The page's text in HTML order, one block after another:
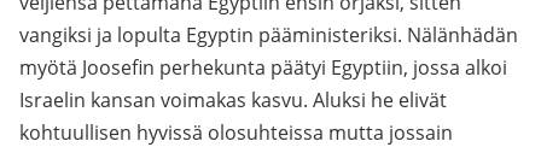
vangiksi ja lopulta Egyptin pääministeriksi. Nälänhädän
myötä Joosefin perhekunta päätyi Egyptiin, jossa alkoi
Israelin kansan voimakas kasvu. Aluksi he elivät
kohtuullisen hyvissä olosuhteissa mutta jossain